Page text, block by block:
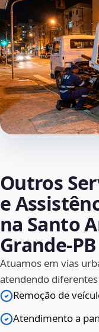
Outros
e
na Santo
Grande‑PB
Atuamos em vias
atendendo
Remoção de
Atendimento a